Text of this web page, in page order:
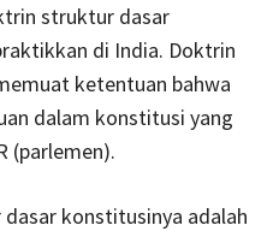
struktur dasar
di India. Doktrin
ketentuan bahwa
dalam konstitusi yang
(parlemen).
konstitusinya adalah